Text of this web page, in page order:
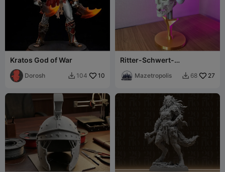
Kratos God of War
Dorosh  104 10
Ritter-Schwert-
Xbox Series X / S
Mazetropolis  68 27